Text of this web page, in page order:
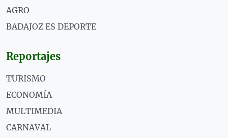
AGRO
BADAJOZ ES DEPORTE
Reportajes
TURISMO
ECONOMÍA
MULTIMEDIA
CARNAVAL